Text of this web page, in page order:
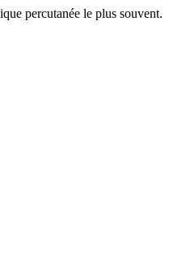
percutanée le plus souvent.